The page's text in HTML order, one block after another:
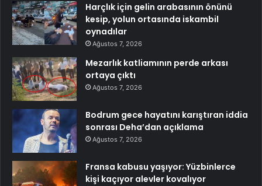
Harçlık için gelin arabasının önünü
kesip, yolun ortasında iskambil
oynadılar
Ağustos 7, 2026
Mezarlık katliamının perde arkası
ortaya çıktı
Ağustos 7, 2026
Bodrum gece hayatını karıştıran iddia
sonrası Deha’dan açıklama
Ağustos 7, 2026
Fransa kabusu yaşıyor: Yüzbinlerce
kişi kaçıyor alevler kovalıyor